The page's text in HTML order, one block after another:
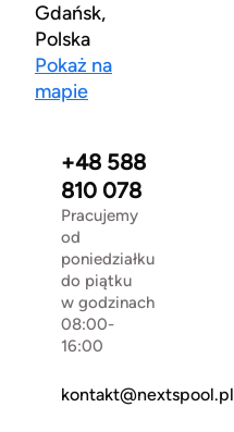
Gdańsk,
Polska
Pokaż na
mapie
+48 588
810 078
Pracujemy
od
poniedziałku
do piątku
w godzinach
08:00-
16:00
kontakt@nextspool.pl